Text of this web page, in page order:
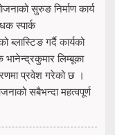
सुरुङ निर्माण कार्य
स्पार्क
गर्दै कार्यको
लिम्बूका
प्रवेश गरेको छ ।
सबैभन्दा महत्वपूर्ण